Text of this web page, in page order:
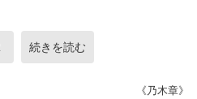
続きを読む
《乃木章》